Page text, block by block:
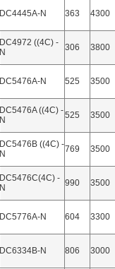
DC4445A-N 363 4300
DC4972 ((4C) -
N
306 3800
DC5476A-N 525 3500
DC5476A ((4C) -
N
525 3500
DC5476B ((4C) -
N
769 3500
DC5476C(4C) -
N
990 3500
DC5776A-N 604 3300
DC6334B-N 806 3000